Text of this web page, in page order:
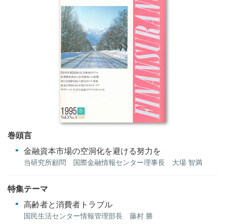
巻頭言
金融資本市場の空洞化を避ける努力を
当研究所顧問 国際金融情報センター理事長 大場 智満
特集テーマ
高齢者と消費者トラブル
国民生活センター情報管理部長 藤村 勝